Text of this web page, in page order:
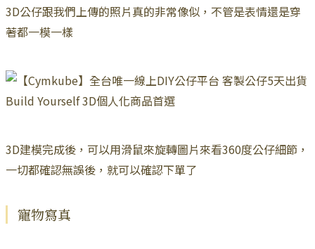
3D公仔跟我們上傳的照片真的非常像似，不管是表情還是穿
著都一模一樣
3D建模完成後，可以用滑鼠來旋轉圖片來看360度公仔細節，
一切都確認無誤後，就可以確認下單了
寵物寫真